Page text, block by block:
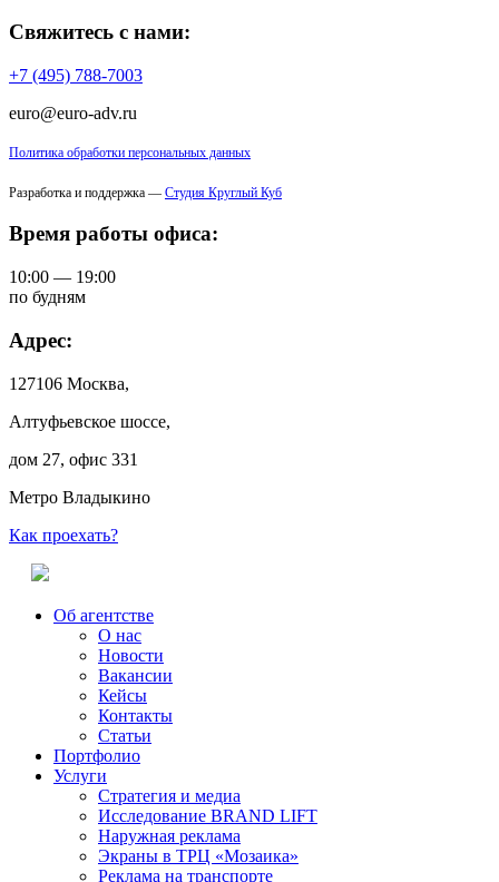
Свяжитесь с нами:
+7 (495) 788-7003
euro@euro-adv.ru
Политика обработки персональных данных
Разработка и поддержка — Студия Круглый Куб
Время работы офиса:
10:00 — 19:00
по будням
Адрес:
127106 Москва,
Алтуфьевское шоссе,
дом 27, офис 331
Метро Владыкино
Как проехать?
Об агентстве
О нас
Новости
Вакансии
Кейсы
Контакты
Статьи
Портфолио
Услуги
Стратегия и медиа
Исследование BRAND LIFT
Наружная реклама
Экраны в ТРЦ «Мозаика»
Реклама на транспорте